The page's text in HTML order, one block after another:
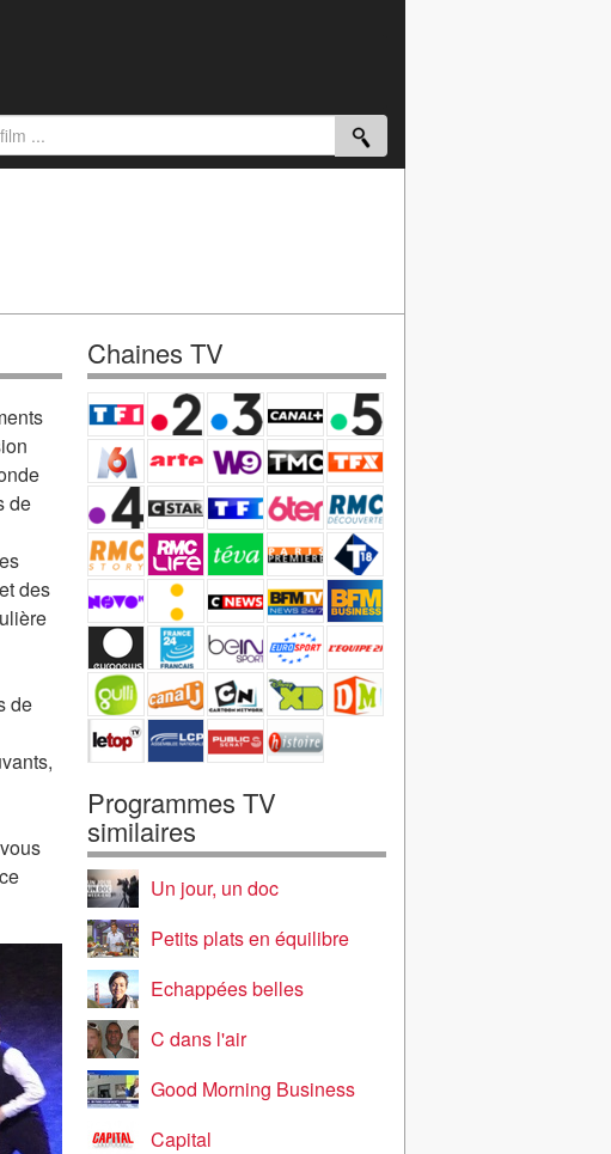
de
des
de
Chaines TV
Programmes TV
similaires
Un jour, un doc
Petits plats en équilibre
Echappées belles
C dans l'air
Good Morning Business
Capital